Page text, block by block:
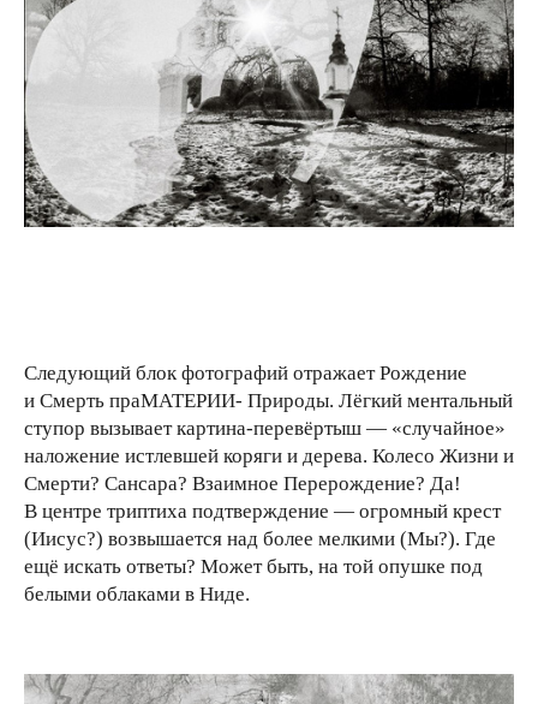
Следующий блок фотографий отражает Рождение
и Смерть праМАТЕРИИ- Природы. Лёгкий ментальный
ступор вызывает картина-перевёртыш — «случайное»
наложение истлевшей коряги и дерева. Колесо Жизни и
Смерти? Сансара? Взаимное Перерождение? Да!
В центре триптиха подтверждение — огромный крест
(Иисус?) возвышается над более мелкими (Мы?). Где
ещё искать ответы? Может быть, на той опушке под
белыми облаками в Ниде.